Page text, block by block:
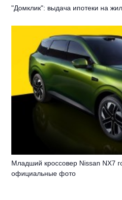
"Домклик": выдача ипотеки на
Младший кроссовер Nissan NX7
официальные фото